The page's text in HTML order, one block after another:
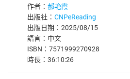
作者： 郝艳霞
出版社： CNPeReading
出版日期：2025/08/15
語言：中文
ISBN：7571999270928
時長：36:10:26